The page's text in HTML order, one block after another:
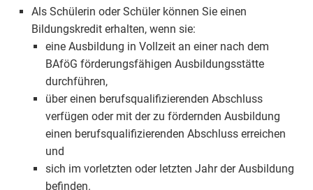
Als Schülerin oder Schüler können Sie einen
Bildungskredit erhalten, wenn sie:
eine Ausbildung in Vollzeit an einer nach dem
BAföG förderungsfähigen Ausbildungsstätte
durchführen,
über einen berufsqualifizierenden Abschluss
verfügen oder mit der zu fördernden Ausbildung
einen berufsqualifizierenden Abschluss erreichen
und
sich im vorletzten oder letzten Jahr der Ausbildung
befinden.